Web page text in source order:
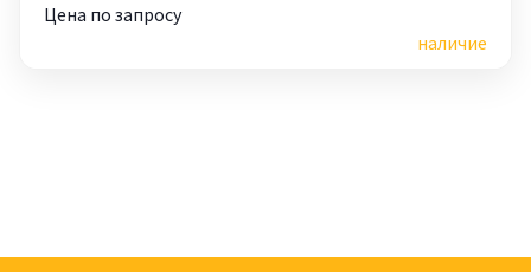
Цена по запросу
наличие